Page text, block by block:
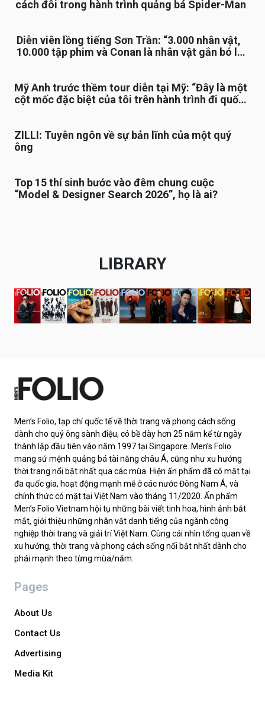
cách đôi trong hành trình quảng bá Spider-Man
Diễn viên lồng tiếng Sơn Trần: “3.000 nhân vật,
10.000 tập phim và Conan là nhân vật gắn bó lâu
Mỹ Anh trước thềm tour diễn tại Mỹ: “Đây là một
cột mốc đặc biệt của tôi trên hành trình đi quốc
ZILLI: Tuyên ngôn về sự bản lĩnh của một quý
ông
Top 15 thí sinh bước vào đêm chung cuộc
“Model & Designer Search 2026”, họ là ai?
LIBRARY
Men’s Folio, tạp chí quốc tế về thời trang và phong cách sống
dành cho quý ông sành điệu, có bề dày hơn 25 năm kể từ ngày
thành lập đầu tiên vào năm 1997 tại Singapore. Men’s Folio
mang sứ mệnh quảng bá tài năng châu Á, cũng như xu hướng
thời trang nổi bật nhất qua các mùa. Hiện ấn phẩm đã có mặt tại
đa quốc gia, hoạt động mạnh mẽ ở các nước Đông Nam Á, và
chính thức có mặt tại Việt Nam vào tháng 11/2020. Ấn phẩm
Men’s Folio Vietnam hội tụ những bài viết tinh hoa, hình ảnh bắt
mắt, giới thiệu những nhân vật danh tiếng của ngành công
nghiệp thời trang và giải trí Việt Nam. Cùng cái nhìn tổng quan về
xu hướng, thời trang và phong cách sống nổi bật nhất dành cho
phái mạnh theo từng mùa/năm.
Pages
About Us
Contact Us
Advertising
Media Kit